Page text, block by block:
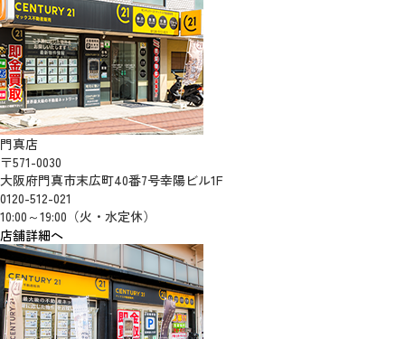
門真店
〒571-0030
大阪府門真市末広町40番7号幸陽ビル1F
0120-512-021
10:00～19:00（火・水定休）
店舗詳細へ